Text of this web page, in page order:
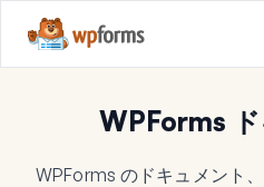
WPForms
WPForms のドキュメント